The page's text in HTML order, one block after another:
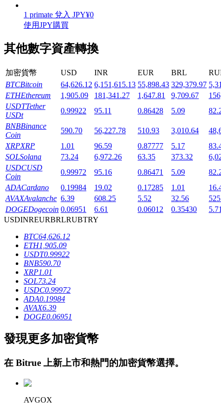
機槍池
一鍵質押鎖定高收益
Launchpool
活期質押獲得熱門資產
鎖倉BTR
輕鬆獲得多重福利
借貸寶
借貸數字貨幣，及時且安全的服務
1 primate 兌入 JPY¥0
使用JPY購買
其他數字資產轉換
加密貨幣 USD INR EUR BRL
BTCBitcoin 64,626.12 6,151,615.13 55,898.43 329,379.97
ETHEthereum 1,905.09 181,341.27 1,647.81 9,709.67
USDTTether
USDt
0.99922 95.11 0.86428 5.09
BNBBinance
Coin
590.70 56,227.78 510.93 3,010.64
XRPXRP 1.01 96.59 0.87777 5.17
SOLSolana 73.24 6,972.26 63.35 373.32
USDCUSD
Coin
0.99972 95.16 0.86471 5.09
ADACardano 0.19984 19.02 0.17285 1.01
AVAXAvalanche 6.39 608.25 5.52 32.56
DOGEDogecoin 0.06951 6.61 0.06012 0.35430
USDINREURBRLRUBTRY
BTC64,626.12
ETH1,905.09
USDT0.99922
BNB590.70
XRP1.01
SOL73.24
USDC0.99972
ADA0.19984
AVAX6.39
DOGE0.06951
發現更多加密貨幣
在 Bitrue 上新上市和熱門的加密貨幣選擇。
AVGOX